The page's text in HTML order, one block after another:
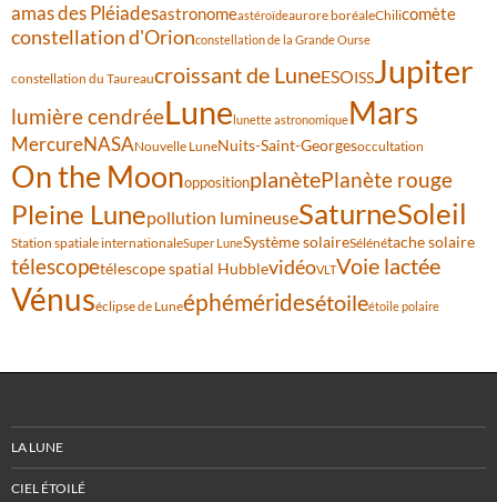
amas des Pléiadesastronomeastéroïdeaurore boréaleChilicomète
constellation d'Orionconstellation de la Grande Ourse
constellation du Taureaucroissant de LuneESOISSJupiter
lumière cendréeLune lunette astronomiqueMars
MercureNASANouvelle LuneNuits-Saint-Georgesoccultation
On the MoonoppositionplanètePlanète rouge
Pleine Lunepollution lumineuseSaturneSoleil
Station spatiale internationaleSuper LuneSystème solaireSélénétache solaire
télescopetélescope spatial HubblevidéoVLTVoie lactée
Vénuséclipse de Luneéphéméridesétoileétoile polaire
LA LUNE
CIEL ÉTOILÉ